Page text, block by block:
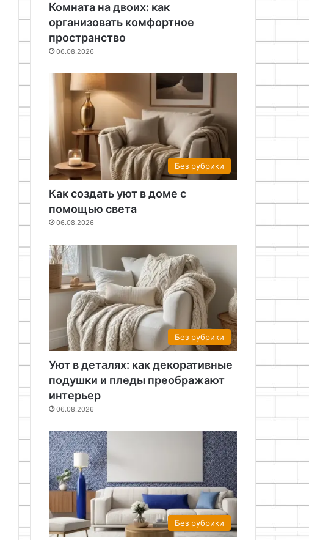
Комната на двоих: как
организовать комфортное
пространство
06.08.2026
Без рубрики
Как создать уют в доме с
помощью света
06.08.2026
Без рубрики
Уют в деталях: как декоративные
подушки и пледы преображают
интерьер
06.08.2026
Без рубрики